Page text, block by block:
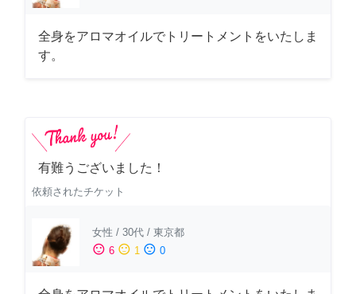
全身をアロマオイルでトリートメントをいたしま
す。
有難うございました！
依頼されたチケット
女性 / 30代 / 東京都
sentiment_satisfied 6 sentiment_neutral 1 sentiment_dissatisfied 0